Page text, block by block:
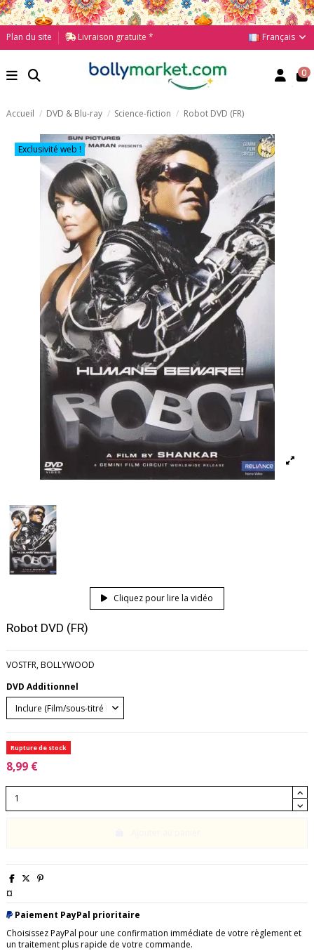
Plan du site Livraison gratuite * Français
0
Accueil DVD & Blu-ray Science-fiction Robot DVD (FR)
Exclusivité web !
Cliquez pour lire la vidéo
Robot DVD (FR)
VOSTFR, BOLLYWOOD
DVD Additionnel
Rupture de stock
8,99 €
¤
Paiement PayPal prioritaire
Choisissez PayPal pour une confirmation immédiate de votre règlement et
un traitement plus rapide de votre commande.